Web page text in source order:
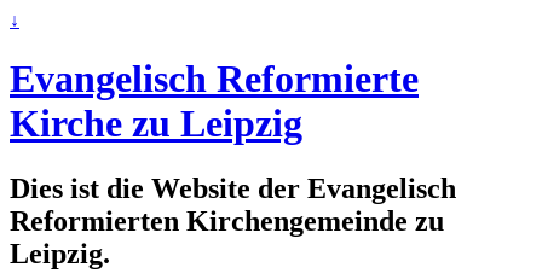
↓
Evangelisch Reformierte
Kirche zu Leipzig
Dies ist die Website der Evangelisch
Reformierten Kirchengemeinde zu
Leipzig.